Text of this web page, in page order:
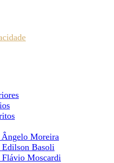
Moreira
Basoli
Flávio Moscardi